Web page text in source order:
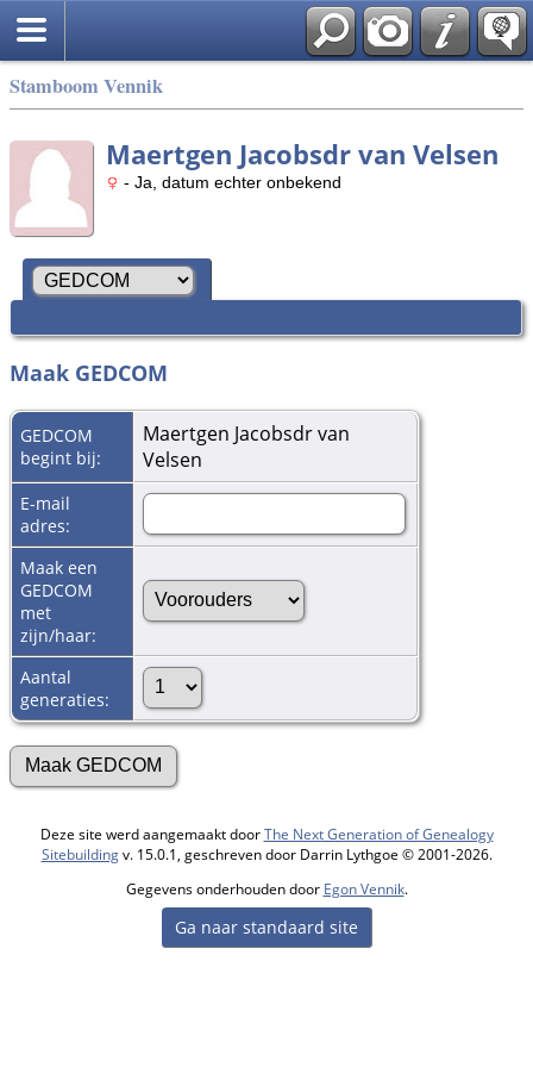
Stamboom Vennik
Maertgen Jacobsdr van Velsen
- Ja, datum echter onbekend
Maak GEDCOM
GEDCOM
begint bij:
Maertgen Jacobsdr van
Velsen
E-mail
adres:
Maak een
GEDCOM
met
zijn/haar:
Aantal
generaties:
Deze site werd aangemaakt doorThe Next Generation of Genealogy
Sitebuildingv. 15.0.1, geschreven door Darrin Lythgoe © 2001-2026.
Gegevens onderhouden door Egon Vennik.
Ga naar standaard site